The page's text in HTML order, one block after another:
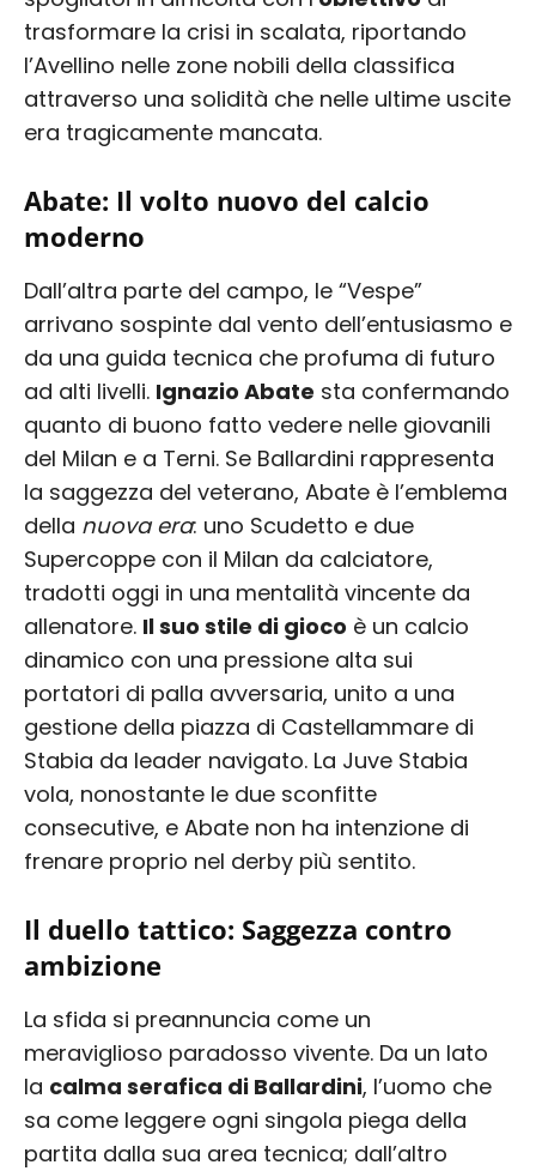
trasformare la crisi in scalata, riportando
l’Avellino nelle zone nobili della classifica
attraverso una solidità che nelle ultime uscite
era tragicamente mancata.
Abate: Il volto nuovo del calcio
moderno
Dall’altra parte del campo, le “Vespe”
arrivano sospinte dal vento dell’entusiasmo e
da una guida tecnica che profuma di futuro
ad alti livelli. Ignazio Abate sta confermando
quanto di buono fatto vedere nelle giovanili
del Milan e a Terni. Se Ballardini rappresenta
la saggezza del veterano, Abate è l’emblema
della nuova era: uno Scudetto e due
Supercoppe con il Milan da calciatore,
tradotti oggi in una mentalità vincente da
allenatore. Il suo stile di gioco è un calcio
dinamico con una pressione alta sui
portatori di palla avversaria, unito a una
gestione della piazza di Castellammare di
Stabia da leader navigato. La Juve Stabia
vola, nonostante le due sconfitte
consecutive, e Abate non ha intenzione di
frenare proprio nel derby più sentito.
Il duello tattico: Saggezza contro
ambizione
La sfida si preannuncia come un
meraviglioso paradosso vivente. Da un lato
la calma serafica di Ballardini, l’uomo che
sa come leggere ogni singola piega della
partita dalla sua area tecnica; dall’altro